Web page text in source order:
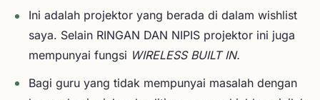
Ini adalah projektor yang berada di dalam wishlist
saya. Selain RINGAN DAN NIPIS projektor ini juga
mempunyai fungsi WIRELESS BUILT IN.
Bagi guru yang tidak mempunyai masalah dengan